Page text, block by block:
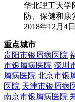
华北理工大学
防、保健和康
2018年12月4
重点城市
贵阳市银屑病医院
市银屑病医院 深圳
屑病医院 北京市银
医院 天津市银屑病
南京市银屑病医院